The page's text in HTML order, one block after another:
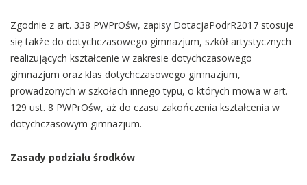
Zgodnie z art. 338 PWPrOśw, zapisy DotacjaPodrR2017 stosuje
się także do dotychczasowego gimnazjum, szkół artystycznych
realizujących kształcenie w zakresie dotychczasowego
gimnazjum oraz klas dotychczasowego gimnazjum,
prowadzonych w szkołach innego typu, o których mowa w art.
129 ust. 8 PWPrOśw, aż do czasu zakończenia kształcenia w
dotychczasowym gimnazjum.
Zasady podziału środków